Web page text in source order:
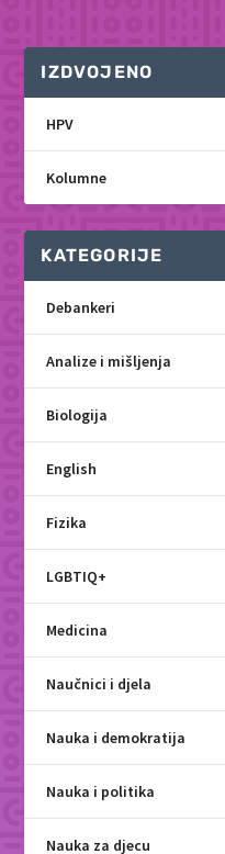
IZDVOJENO
HPV
Kolumne
KATEGORIJE
Debankeri
Analize i mišljenja
Biologija
English
Fizika
LGBTIQ+
Medicina
Naučnici i djela
Nauka i demokratija
Nauka i politika
Nauka za djecu